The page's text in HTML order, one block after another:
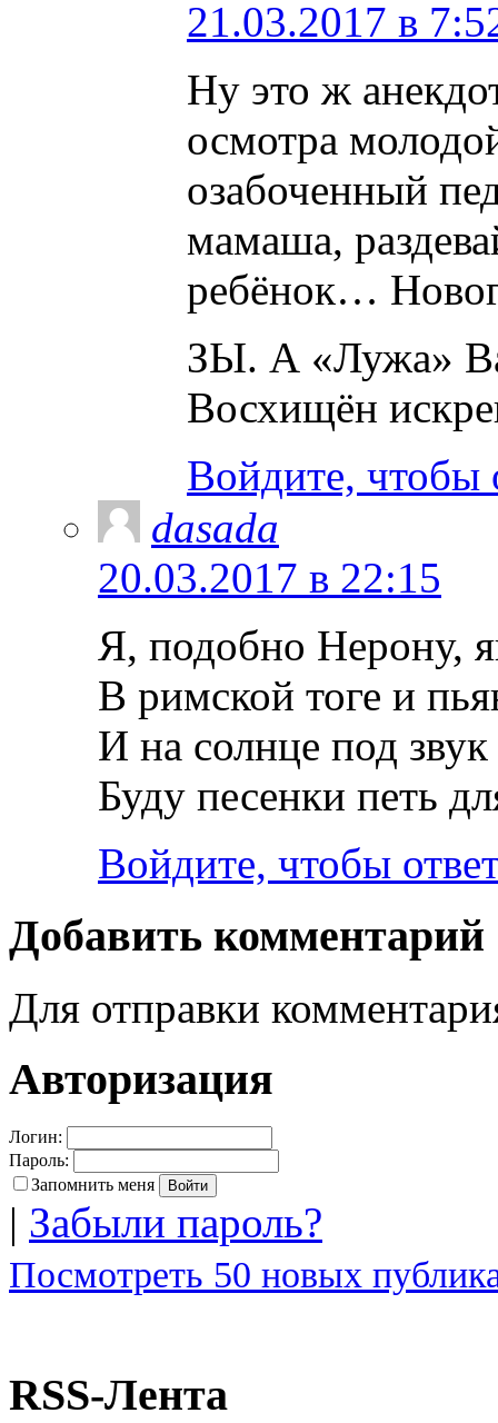
21.03.2017 в
Ну это ж
осмотра
озабоченный
мамаша,
ребёнок…
ЗЫ. А «Лужа»
Восхищён
Войдите, чтобы
dasada
20.03.2017 в 22:15
Я, подобно Нерону,
В римской тоге и
И на солнце под
Буду песенки петь
Войдите, чтобы
Добавить комментарий
Для отправки
Авторизация
Логин:
Пароль:
Запомнить меня
| Забыли пароль?
Посмотреть 50 новых
RSS-Лента